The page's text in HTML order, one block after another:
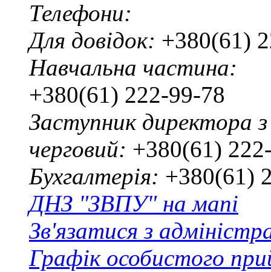
Телефони:
Для довідок: +380(61)
Навчальна частина:
+380(61) 222-99-78
Заступник директора
черговий: +380(61)
Бухгалтерія: +380(61)
ДНЗ "ЗВПУ" на мапі
Зв'язатися з
Графік особистого